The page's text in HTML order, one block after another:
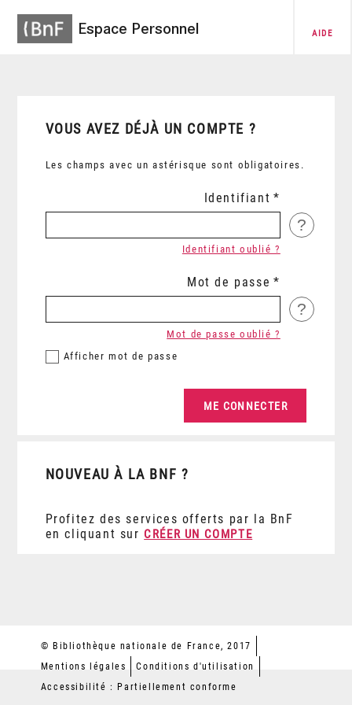
Espace Personnel AIDE
VOUS AVEZ DÉJÀ UN COMPTE ?
Les champs avec un astérisque sont obligatoires.
Identifiant
?
Identifiant oublié ?
Mot de passe
?
Afficher mot de passe
Mot de passe oublié ?
NOUVEAU À LA BNF ?
Profitez des services offerts par la BnF
en cliquant sur CRÉER UN COMPTE
© Bibliothèque nationale de France, 2017
Mentions légales
Conditions d'utilisation
Accessibilité : Partiellement conforme